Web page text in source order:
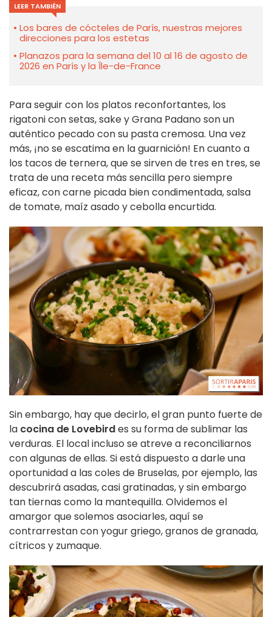
LEER TAMBIÉN
Los bares de cócteles de París, nuestras mejores
direcciones para los estetas
Planazos para la semana del 10 al 16 de agosto de
2026 en París y la Île-de-France
Para seguir con los platos reconfortantes, los
rigatoni con setas, sake y Grana Padano son un
auténtico pecado con su pasta cremosa. Una vez
más, ¡no se escatima en la guarnición! En cuanto a
los tacos de ternera, que se sirven de tres en tres, se
trata de una receta más sencilla pero siempre
eficaz, con carne picada bien condimentada, salsa
de tomate, maíz asado y cebolla encurtida.
Sin embargo, hay que decirlo, el gran punto fuerte de
la cocina de Lovebirdes su forma de sublimar las
verduras. El local incluso se atreve a reconciliarnos
con algunas de ellas. Si está dispuesto a darle una
oportunidad a las coles de Bruselas, por ejemplo, las
descubrirá asadas, casi gratinadas, y sin embargo
tan tiernas como la mantequilla. Olvidemos el
amargor que solemos asociarles, aquí se
contrarrestan con yogur griego, granos de granada,
cítricos y zumaque.